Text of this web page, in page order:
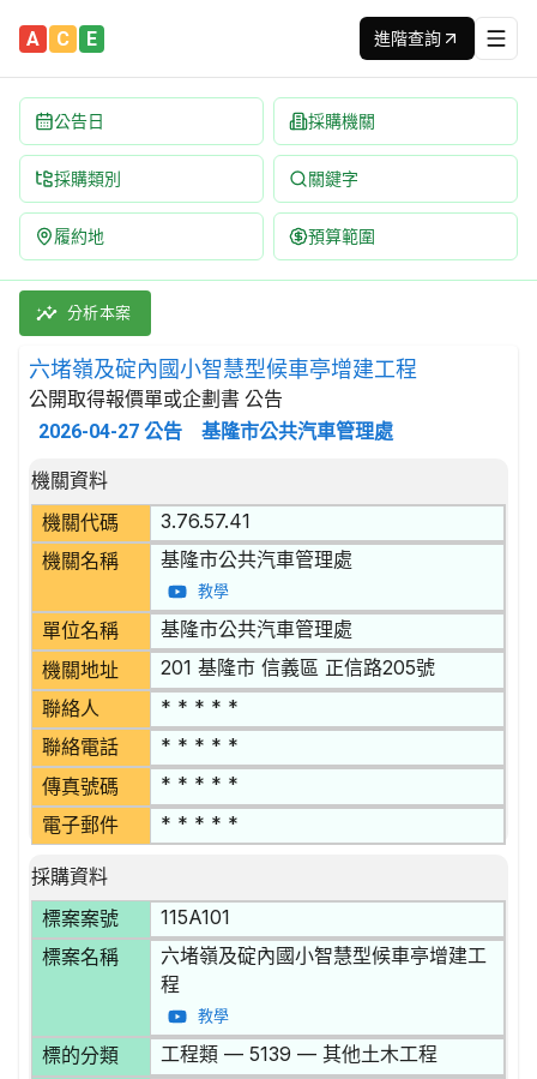
A C E 進階查詢
公告日 採購機關
採購類別 關鍵字
履約地 預算範圍
六堵嶺及碇內國小智慧型候車亭增建工程 招標公告 | 案號：
採購類別：工程類 其他土木工程 | 招標方式：公開取得報
分析本案
六堵嶺及碇內國小智慧型候車亭增建工程
公開取得報價單或企劃書 公告
2026-04-27 公告 基隆市公共汽車管理處
招標公告詳細內容
機關資料
機關代碼
3.76.57.41
機關名稱 基隆市公共汽車管理處
教學
單位名稱 基隆市公共汽車管理處
機關地址 201 基隆市 信義區 正信路205號
聯絡人 * * * * *
聯絡電話 * * * * *
傳真號碼 * * * * *
電子郵件 * * * * *
採購資料
標案案號
115A101
標案名稱
六堵嶺及碇內國小智慧型候車亭增建工
程
教學
標的分類 工程類 — 5139 — 其他土木工程